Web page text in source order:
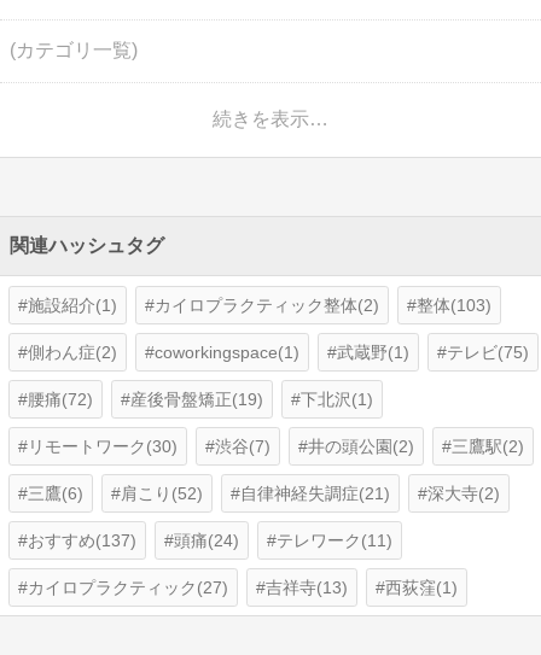
(カテゴリ一覧)
続きを表示…
関連ハッシュタグ
施設紹介(1) カイロプラクティック整体(2) 整体(103)
側わん症(2) coworkingspace(1) 武蔵野(1) テレビ(75)
腰痛(72) 産後骨盤矯正(19) 下北沢(1)
リモートワーク(30) 渋谷(7) 井の頭公園(2) 三鷹駅(2)
三鷹(6) 肩こり(52) 自律神経失調症(21) 深大寺(2)
おすすめ(137) 頭痛(24) テレワーク(11)
カイロプラクティック(27) 吉祥寺(13) 西荻窪(1)